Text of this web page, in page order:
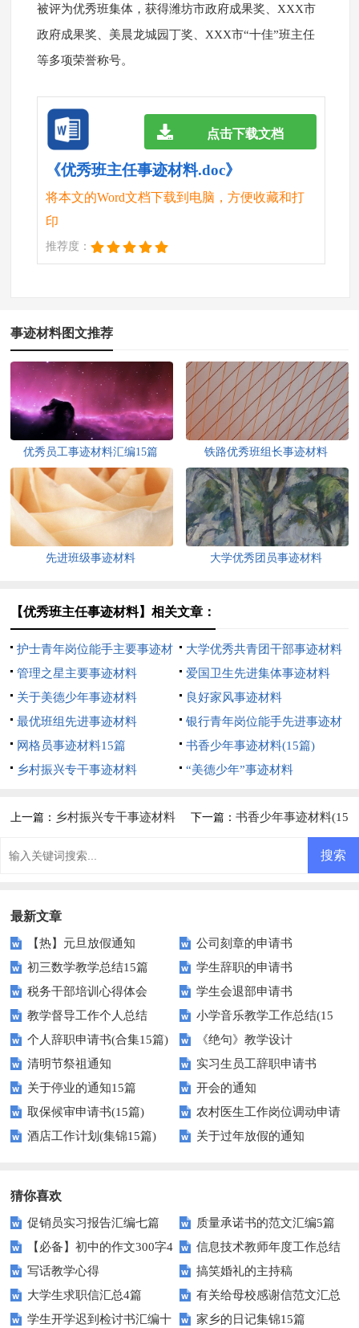
被评为优秀班集体，获得潍坊市政府成果奖、XXX市
政府成果奖、美晨龙城园丁奖、XXX市“十佳”班主任
等多项荣誉称号。
《优秀班主任事迹材料.doc》
将本文的Word文档下载到电脑，方便收藏和打
印
推荐度：
点击下载文档
事迹材料图文推荐
优秀员工事迹材料汇编15篇 铁路优秀班组长事迹材料
先进班级事迹材料 大学优秀团员事迹材料
【优秀班主任事迹材料】相关文章：
护士青年岗位能手主要事迹材
料
大学优秀共青团干部事迹材料
管理之星主要事迹材料
爱国卫生先进集体事迹材料
关于美德少年事迹材料
良好家风事迹材料
最优班组先进事迹材料
银行青年岗位能手先进事迹材
料
网格员事迹材料15篇
书香少年事迹材料(15篇)
乡村振兴专干事迹材料
“美德少年”事迹材料
上一篇： 乡村振兴专干事迹材料 下一篇： 书香少年事迹材料(15
最新文章
【热】元旦放假通知
公司刻章的申请书
初三数学教学总结15篇
学生辞职的申请书
税务干部培训心得体会
学生会退部申请书
教学督导工作个人总结
小学音乐教学工作总结(15
篇)
个人辞职申请书(合集15篇)
《绝句》教学设计
清明节祭祖通知
实习生员工辞职申请书
关于停业的通知15篇
开会的通知
取保候审申请书(15篇)
农村医生工作岗位调动申请
书
酒店工作计划(集锦15篇) 关于过年放假的通知
猜你喜欢
促销员实习报告汇编七篇
质量承诺书的范文汇编5篇
【必备】初中的作文300字4
篇
信息技术教师年度工作总结
写话教学心得
搞笑婚礼的主持稿
大学生求职信汇总4篇
有关给母校感谢信范文汇总
九篇
学生开学迟到检讨书汇编十 家乡的日记集锦15篇